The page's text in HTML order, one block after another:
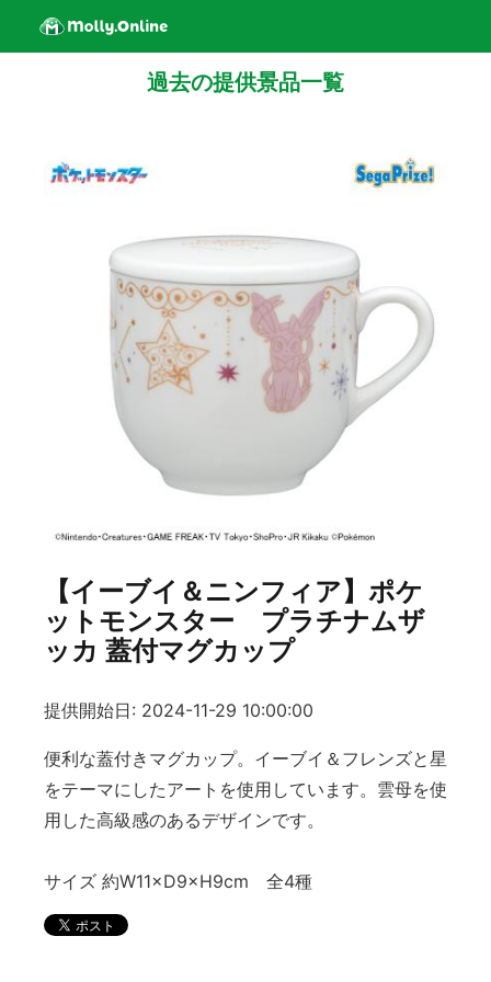
過去の提供景品一覧
【イーブイ＆ニンフィア】ポケ
ットモンスター プラチナムザ
ッカ 蓋付マグカップ
提供開始日: 2024-11-29 10:00:00
便利な蓋付きマグカップ。イーブイ＆フレンズと星
をテーマにしたアートを使用しています。雲母を使
用した高級感のあるデザインです。
サイズ 約W11×D9×H9cm 全4種